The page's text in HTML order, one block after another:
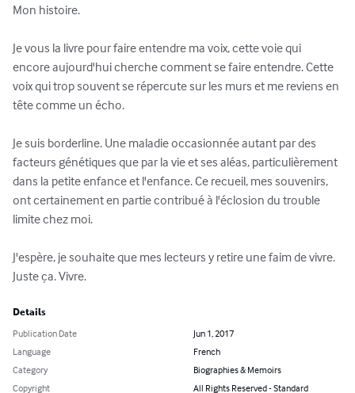
Mon histoire.
Je vous la livre pour faire entendre ma voix, cette voie qui
encore aujourd'hui cherche comment se faire entendre. Cette
voix qui trop souvent se répercute sur les murs et me reviens en
tête comme un écho.
Je suis borderline. Une maladie occasionnée autant par des
facteurs génétiques que par la vie et ses aléas, particulièrement
dans la petite enfance et l'enfance. Ce recueil, mes souvenirs,
ont certainement en partie contribué à l'éclosion du trouble
limite chez moi.
J'espère, je souhaite que mes lecteurs y retire une faim de vivre.
Juste ça. Vivre.
Details
Publication Date
Jun 1, 2017
Language
French
Category
Biographies & Memoirs
Copyright
All Rights Reserved - Standard